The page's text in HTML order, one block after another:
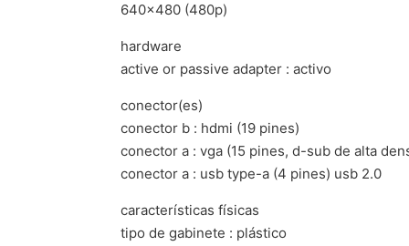
640×480 (480p)
hardware
active or passive adapter : activo
conector(es)
conector b : hdmi (19 pines)
conector a : vga (15 pines, d-sub de alta
conector a : usb type-a (4 pines) usb 2.0
características físicas
tipo de gabinete : plástico